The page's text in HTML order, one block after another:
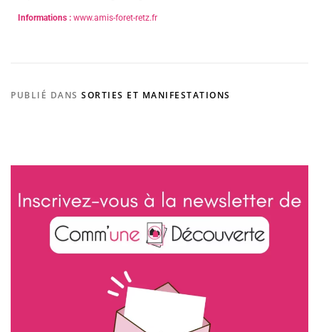
Informations : www.amis-foret-retz.fr
PUBLIÉ DANS SORTIES ET MANIFESTATIONS